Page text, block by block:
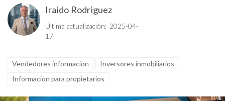
Iraido Rodriguez
Última actualización: 2025-04-
17
Vendedores informacion
Inversores inmobiliarios
Informacion para propietarios